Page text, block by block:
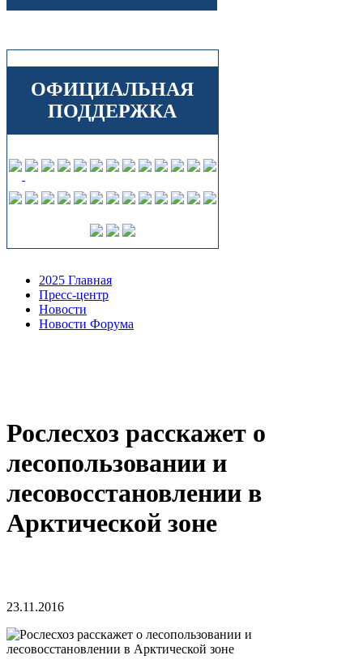
ОФИЦИАЛЬНАЯ
ПОДДЕРЖКА
2025 Главная
Пресс-центр
Новости
Новости Форума
Рослесхоз расскажет о
лесопользовании и
лесовосстановлении в
Арктической зоне
23.11.2016